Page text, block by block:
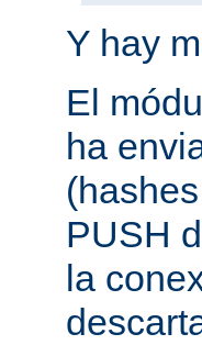
Y hay
El
ha
PUSH
la